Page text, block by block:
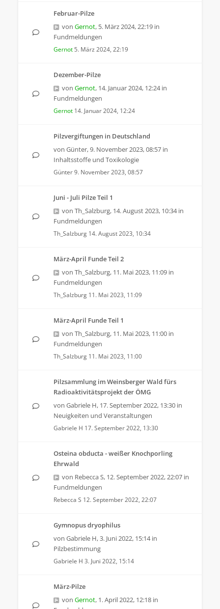
Februar-Pilze
von Gernot, 5. März 2024, 22:19 in
Fundmeldungen
Gernot 5. März 2024, 22:19
Dezember-Pilze
von Gernot, 14. Januar 2024, 12:24in
Fundmeldungen
Gernot 14. Januar 2024, 12:24
Pilzvergiftungen in Deutschland
von Günter,9. November 2023, 08:57 in
Inhaltsstoffe und Toxikologie
Günter9. November 2023, 08:57
Juni - Juli Pilze Teil 1
von Th_Salzburg, 14. August 2023, 10:34in
Fundmeldungen
Th_Salzburg 14. August 2023, 10:34
März-April Funde Teil 2
von Th_Salzburg, 11. Mai 2023, 11:09 in
Fundmeldungen
Th_Salzburg 11. Mai 2023, 11:09
März-April Funde Teil 1
von Th_Salzburg, 11. Mai 2023, 11:00 in
Fundmeldungen
Th_Salzburg 11. Mai 2023, 11:00
Pilzsammlung im Weinsberger Wald fürs
Radioaktivitätsprojekt der ÖMG
von Gabriele H, 17. September 2022, 13:30 in
Neuigkeiten und Veranstaltungen
Gabriele H 17. September 2022, 13:30
Osteina obducta - weißer Knochporling
Ehrwald
von Rebecca S, 12. September 2022, 22:07 in
Fundmeldungen
Rebecca S 12. September 2022, 22:07
Gymnopus dryophilus
von Gabriele H,3. Juni 2022, 15:14in
Pilzbestimmung
Gabriele H 3. Juni 2022, 15:14
März-Pilze
von Gernot, 1. April 2022, 12:18 in